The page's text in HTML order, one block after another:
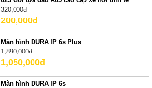
320,000đ
200,000đ
Màn hình DURA IP 6s Plus
1,890,000đ
1,050,000đ
Màn hình DURA IP 6s